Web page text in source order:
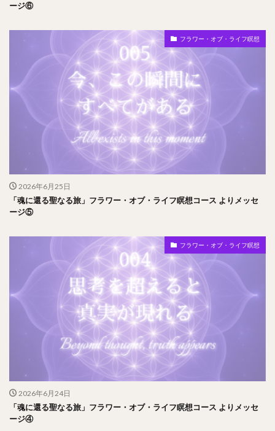
ージ⑥
フラワー・オブ・ライフ瞑想
2026年6月25日
「魂に還る聖なる旅」フラワー・オブ・ライフ瞑想コース よりメッセ
ージ⑤
フラワー・オブ・ライフ瞑想
2026年6月24日
「魂に還る聖なる旅」フラワー・オブ・ライフ瞑想コース よりメッセ
ージ④